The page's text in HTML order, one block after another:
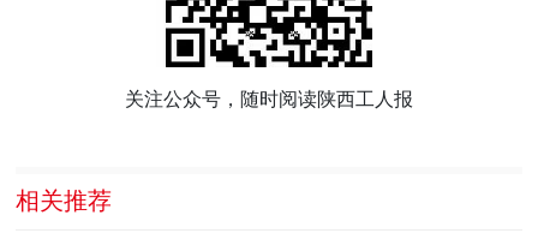
关注公众号，随时阅读陕西工人报
相关推荐